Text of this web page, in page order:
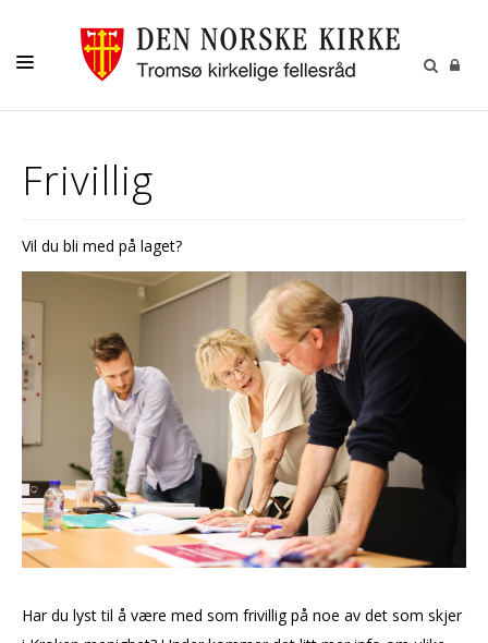
AKTIVITETER OG KONSERTER
KONFIRMASJON
VIGSEL
GRAVFERD
KONTAKT
Frivillig
Vil du bli med på laget?
Har du lyst til å være med som frivillig på noe av det som skjer